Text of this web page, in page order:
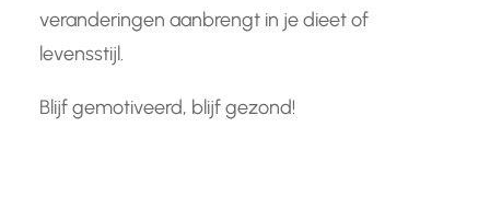
veranderingen aanbrengt in je dieet of
levensstijl.
Blijf gemotiveerd, blijf gezond!